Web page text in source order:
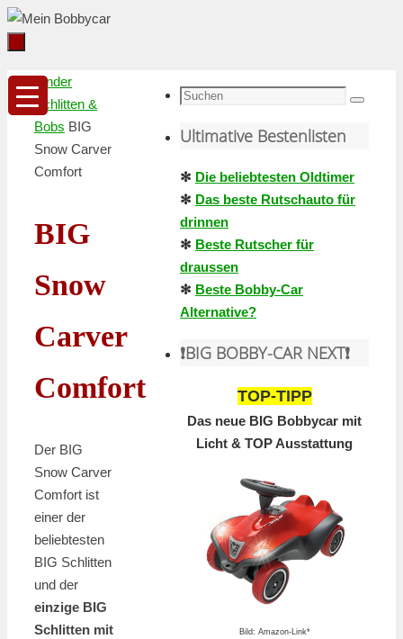
Zum
Inhalt
springen
Startseite
Kinder
Schlitten &
Bobs BIG
Snow Carver
Comfort
BIG
Snow
Carver
Comfort
Der BIG
Snow Carver
Comfort ist
einer der
beliebtesten
BIG Schlitten
und der
einzige BIG
Schlitten mit
Suche
Suchen
Ultimative Bestenlisten
✻ Die beliebtesten Oldtimer
✻ Das beste Rutschauto für
drinnen
✻ Beste Rutscher für
draussen
✻ Beste Bobby-Car
Alternative?
❗️BIG BOBBY-CAR NEXT❗️
TOP-TIPP
Das neue BIG Bobbycar mit
Licht & TOP Ausstattung
Bild: Amazon-Link*